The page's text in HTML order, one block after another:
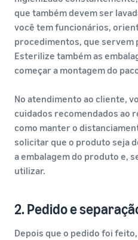
que também devem ser
você tem funcionários,
procedimentos, que servem
Esterilize também as
começar a montagem do
No atendimento ao cliente,
cuidados recomendados ao
como manter o
solicitar que o produto seja
a embalagem do produto e,
utilizar.
2. Pedido e
Depois que o pedido foi